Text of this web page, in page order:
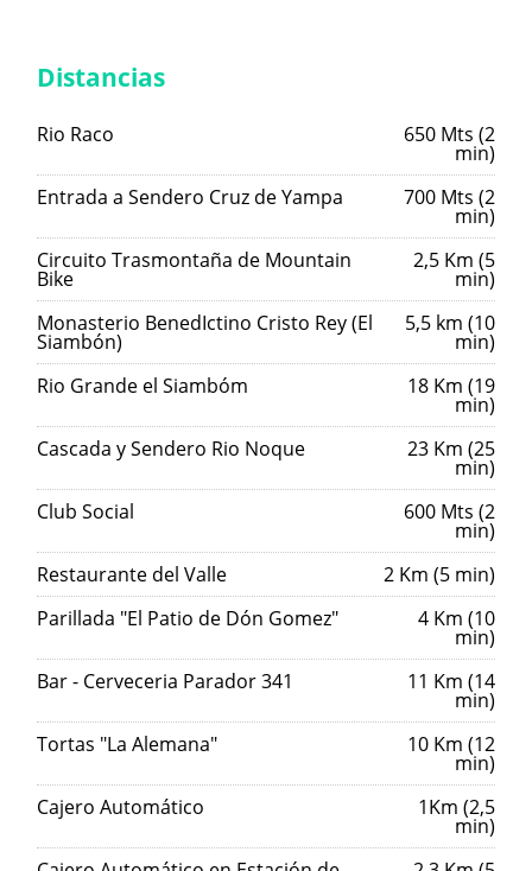
Distancias
Rio Raco 650 Mts (2
min)
Entrada a Sendero Cruz de Yampa
700 Mts (2
min)
Circuito Trasmontaña de Mountain
Bike
2,5 Km (5
min)
Monasterio BenedIctino Cristo Rey (El
Siambón)
5,5 km (10
min)
Rio Grande el Siambóm
18 Km (19
min)
Cascada y Sendero Rio Noque
23 Km (25
min)
Club Social
600 Mts (2
min)
Restaurante del Valle
2 Km (5 min)
Parillada "El Patio de Dón Gomez"
4 Km (10
min)
Bar - Cerveceria Parador 341
11 Km (14
min)
Tortas "La Alemana"
10 Km (12
min)
Cajero Automático
1Km (2,5
min)